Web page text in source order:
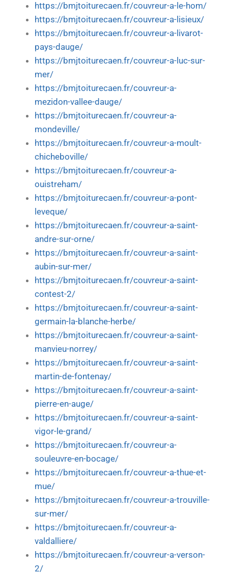
https://bmjtoiturecaen.fr/couvreur-a-le-hom/
https://bmjtoiturecaen.fr/couvreur-a-lisieux/
https://bmjtoiturecaen.fr/couvreur-a-livarot-
pays-dauge/
https://bmjtoiturecaen.fr/couvreur-a-luc-sur-
mer/
https://bmjtoiturecaen.fr/couvreur-a-
mezidon-vallee-dauge/
https://bmjtoiturecaen.fr/couvreur-a-
mondeville/
https://bmjtoiturecaen.fr/couvreur-a-moult-
chicheboville/
https://bmjtoiturecaen.fr/couvreur-a-
ouistreham/
https://bmjtoiturecaen.fr/couvreur-a-pont-
leveque/
https://bmjtoiturecaen.fr/couvreur-a-saint-
andre-sur-orne/
https://bmjtoiturecaen.fr/couvreur-a-saint-
aubin-sur-mer/
https://bmjtoiturecaen.fr/couvreur-a-saint-
contest-2/
https://bmjtoiturecaen.fr/couvreur-a-saint-
germain-la-blanche-herbe/
https://bmjtoiturecaen.fr/couvreur-a-saint-
manvieu-norrey/
https://bmjtoiturecaen.fr/couvreur-a-saint-
martin-de-fontenay/
https://bmjtoiturecaen.fr/couvreur-a-saint-
pierre-en-auge/
https://bmjtoiturecaen.fr/couvreur-a-saint-
vigor-le-grand/
https://bmjtoiturecaen.fr/couvreur-a-
souleuvre-en-bocage/
https://bmjtoiturecaen.fr/couvreur-a-thue-et-
mue/
https://bmjtoiturecaen.fr/couvreur-a-trouville-
sur-mer/
https://bmjtoiturecaen.fr/couvreur-a-
valdalliere/
https://bmjtoiturecaen.fr/couvreur-a-verson-
2/